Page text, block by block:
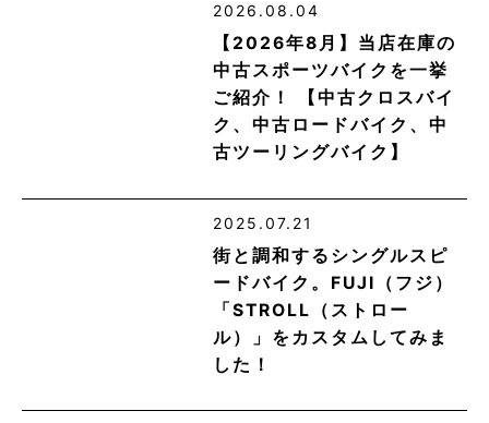
2026.08.04
【2026年8月】当店在庫の
中古スポーツバイクを一挙
ご紹介！ 【中古クロスバイ
ク、中古ロードバイク、中
古ツーリングバイク】
2025.07.21
街と調和するシングルスピ
ードバイク。FUJI（フジ）
「STROLL（ストロー
ル）」をカスタムしてみま
した！